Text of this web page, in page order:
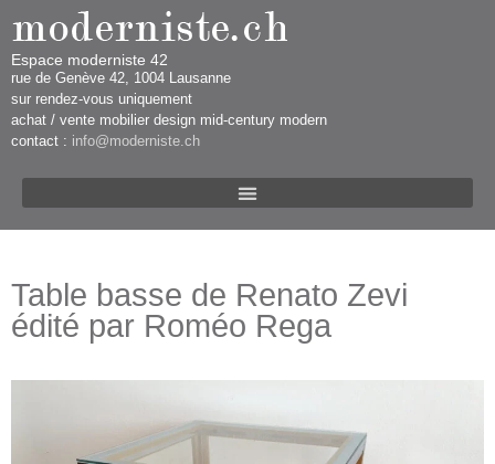
Espace moderniste 42
rue d​​​​e Genève 42, 1004 Lausanne​​
sur rendez-vous uniquement ​​​
​achat / vente mobilier design mid-century modern
contact : info@moderniste.ch
Table basse de Renato Zevi
édité par Roméo Rega